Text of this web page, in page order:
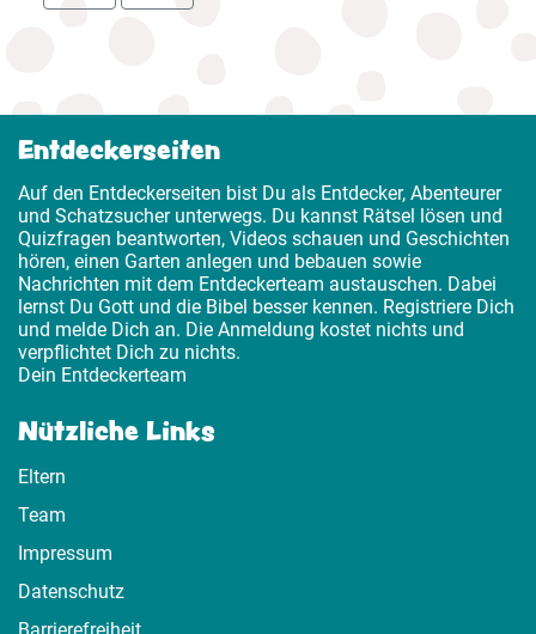
Entdeckerseiten
Auf den Entdeckerseiten bist Du als Entdecker, Abenteurer
und Schatzsucher unterwegs. Du kannst Rätsel lösen und
Quizfragen beantworten, Videos schauen und Geschichten
hören, einen Garten anlegen und bebauen sowie
Nachrichten mit dem Entdeckerteam austauschen. Dabei
lernst Du Gott und die Bibel besser kennen. Registriere Dich
und melde Dich an. Die Anmeldung kostet nichts und
verpflichtet Dich zu nichts.
Dein Entdeckerteam
Nützliche Links
Eltern
Team
Impressum
Datenschutz